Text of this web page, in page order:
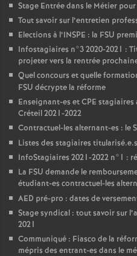
Stage Entrée dans le Métier
Tout savoir sur l’entretien
Elections à l’INSPE : la FSU
Infostagiaires n°3 2020-2021 :
projeter vers la rentrée
Quel concours et quelle
FSU décrypte la réforme
Enseignant-es etCPE stagiaires
Créteil 2021-2022
Contractuel-les alternant-es : le
Listes des stagiaires
InfoStagiaires 2021-2022 n°1 :
La FSU demande le
étudiant-es contractuel-les
AED pré-pro : dates de
Stage syndical : tout savoir sur
2021
Communiqué : Fiasco de la
mépris des entrant-es dans le